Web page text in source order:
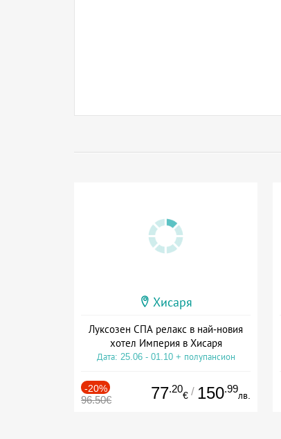
Хисаря
Луксозен СПА релакс в най-новия
хотел Империя в Хисаря
Дата: 25.06 - 01.10 + полупансион
-20%
96.50€ 77.20
€ / 150.99
лв.